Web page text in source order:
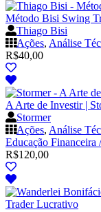
Método Bisi Swing
Thiago Bisi
Ações, Análise
R$40,00
A Arte de Investir |
Stormer
Ações, Análise
Educação Financeira
R$120,00